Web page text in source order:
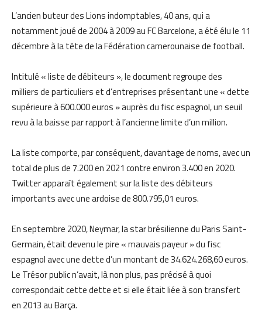
L’ancien buteur des Lions indomptables, 40 ans, qui a
notamment joué de 2004 à 2009 au FC Barcelone, a été élu le 11
décembre à la tête de la Fédération camerounaise de football.
Intitulé « liste de débiteurs », le document regroupe des
milliers de particuliers et d’entreprises présentant une « dette
supérieure à 600.000 euros » auprès du fisc espagnol, un seuil
revu à la baisse par rapport à l’ancienne limite d’un million.
La liste comporte, par conséquent, davantage de noms, avec un
total de plus de 7.200 en 2021 contre environ 3.400 en 2020.
Twitter apparaît également sur la liste des débiteurs
importants avec une ardoise de 800.795,01 euros.
En septembre 2020, Neymar, la star brésilienne du Paris Saint-
Germain, était devenu le pire « mauvais payeur » du fisc
espagnol avec une dette d’un montant de 34.624.268,60 euros.
Le Trésor public n’avait, là non plus, pas précisé à quoi
correspondait cette dette et si elle était liée à son transfert
en 2013 au Barça.